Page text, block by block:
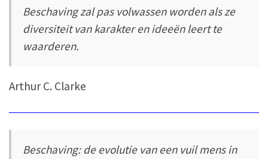
Beschaving zal pas volwassen worden als ze
diversiteit van karakter en ideeën leert te
waarderen.
Arthur C. Clarke
Beschaving: de evolutie van een vuil mens in